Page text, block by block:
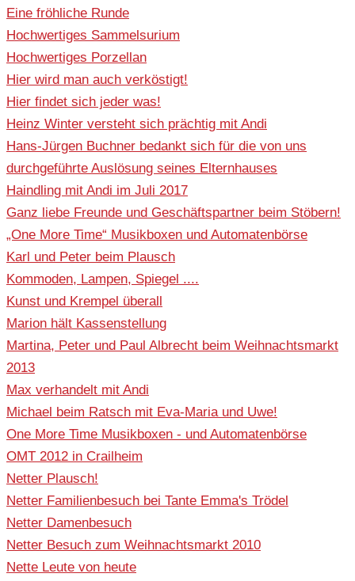
Eine fröhliche Runde
Hochwertiges Sammelsurium
Hochwertiges Porzellan
Hier wird man auch verköstigt!
Hier findet sich jeder was!
Heinz Winter versteht sich prächtig mit Andi
Hans-Jürgen Buchner bedankt sich für die von uns
durchgeführte Auslösung seines Elternhauses
Haindling mit Andi im Juli 2017
Ganz liebe Freunde und Geschäftspartner beim Stöbern!
„One More Time“ Musikboxen und Automatenbörse
Karl und Peter beim Plausch
Kommoden, Lampen, Spiegel ....
Kunst und Krempel überall
Marion hält Kassenstellung
Martina, Peter und Paul Albrecht beim Weihnachtsmarkt
2013
Max verhandelt mit Andi
Michael beim Ratsch mit Eva-Maria und Uwe!
One More Time Musikboxen - und Automatenbörse
OMT 2012 in Crailheim
Netter Plausch!
Netter Familienbesuch bei Tante Emma's Trödel
Netter Damenbesuch
Netter Besuch zum Weihnachtsmarkt 2010
Nette Leute von heute